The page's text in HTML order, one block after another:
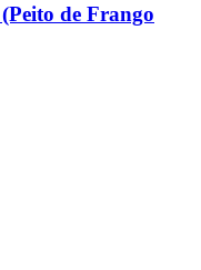
de Frango